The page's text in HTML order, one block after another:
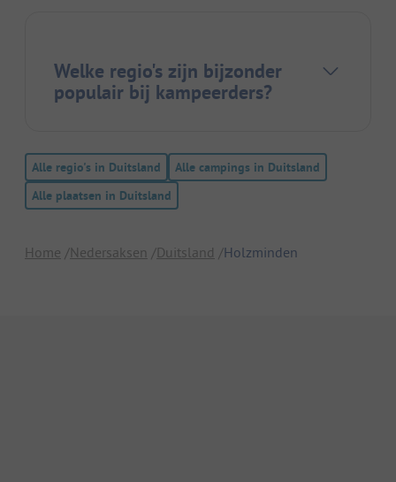
Welke regio's zijn bijzonder
populair bij kampeerders?
Alle regio's in Duitsland
Alle campings in Duitsland
Alle plaatsen in Duitsland
Home Nedersaksen Duitsland Holzminden